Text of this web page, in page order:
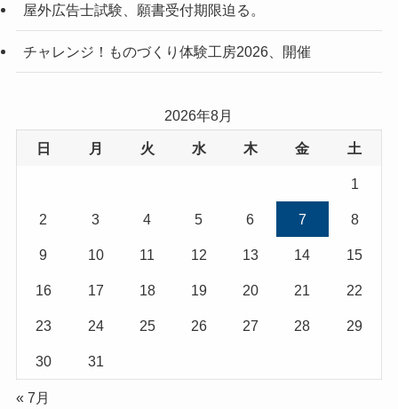
屋外広告士試験、願書受付期限迫る。
チャレンジ！ものづくり体験工房2026、開催
2026年8月
日 月 火 水 木 金 土
1
2 3 4 5 6 7 8
9 10 11 12 13 14 15
16 17 18 19 20 21 22
23 24 25 26 27 28 29
30 31
« 7月